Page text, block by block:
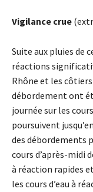
Vigilance crue
Suite aux pluies de
réactions
Rhône et les
débordement ont
journée sur les
poursuivent
des débordements
cours d’après-midi
à réaction rapides
les cours d’eau à